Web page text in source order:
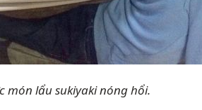
món lẩu sukiyaki nóng hổi.